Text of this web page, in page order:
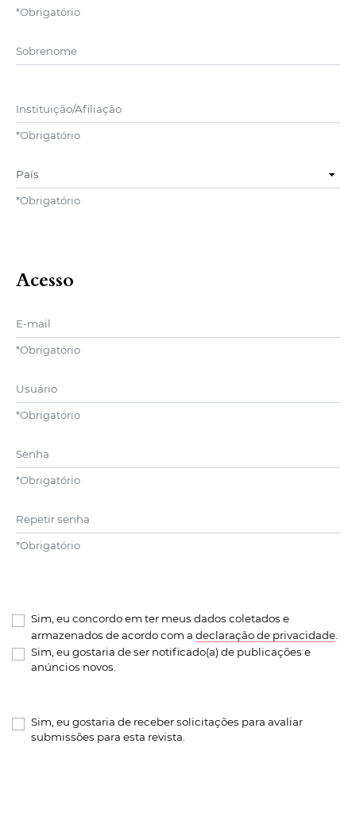
*Obrigatório
##user.middleName##
Instituição/Afiliação
*Obrigatório
País
*Obrigatório
Acesso
E-mail
*Obrigatório
Usuário
*Obrigatório
Senha
*Obrigatório
Repetir senha
*Obrigatório
Sim, eu concordo em ter meus dados coletados e
armazenados de acordo com a declaração de privacidade
Sim, eu gostaria de ser notificado(a) de publicações e
anúncios novos.
Sim, eu gostaria de receber solicitações para avaliar
submissões para esta revista.